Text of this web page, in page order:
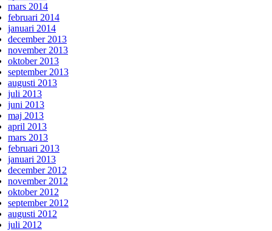
mars 2014
februari 2014
januari 2014
december 2013
november 2013
oktober 2013
september 2013
augusti 2013
juli 2013
juni 2013
maj 2013
april 2013
mars 2013
februari 2013
januari 2013
december 2012
november 2012
oktober 2012
september 2012
augusti 2012
juli 2012